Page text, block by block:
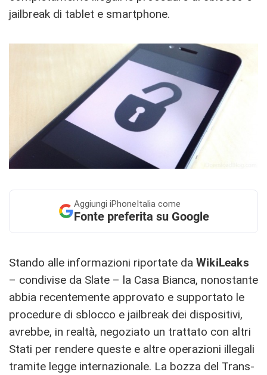
jailbreak di tablet e smartphone.
Aggiungi iPhoneItalia come
Fonte preferita su Google
Stando alle informazioni riportate da WikiLeaks
– condivise da Slate – la Casa Bianca, nonostante
abbia recentemente approvato e supportato le
procedure di sblocco e jailbreak dei dispositivi,
avrebbe, in realtà, negoziato un trattato con altri
Stati per rendere queste e altre operazioni illegali
tramite legge internazionale. La bozza del Trans-